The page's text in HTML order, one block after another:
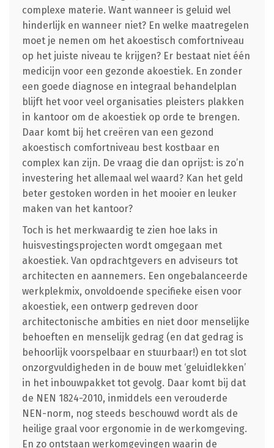
complexe materie. Want wanneer is geluid wel
hinderlijk en wanneer niet? En welke maatregelen
moet je nemen om het akoestisch comfortniveau
op het juiste niveau te krijgen? Er bestaat niet één
medicijn voor een gezonde akoestiek. En zonder
een goede diagnose en integraal behandelplan
blijft het voor veel organisaties pleisters plakken
in kantoor om de akoestiek op orde te brengen.
Daar komt bij het creëren van een gezond
akoestisch comfortniveau best kostbaar en
complex kan zijn. De vraag die dan oprijst: is zo’n
investering het allemaal wel waard? Kan het geld
beter gestoken worden in het mooier en leuker
maken van het kantoor?
Toch is het merkwaardig te zien hoe laks in
huisvestingsprojecten wordt omgegaan met
akoestiek. Van opdrachtgevers en adviseurs tot
architecten en aannemers. Een ongebalanceerde
werkplekmix, onvoldoende specifieke eisen voor
akoestiek, een ontwerp gedreven door
architectonische ambities en niet door menselijke
behoeften en menselijk gedrag (en dat gedrag is
behoorlijk voorspelbaar en stuurbaar!) en tot slot
onzorgvuldigheden in de bouw met ‘geluidlekken’
in het inbouwpakket tot gevolg. Daar komt bij dat
de NEN 1824-2010, inmiddels een verouderde
NEN-norm, nog steeds beschouwd wordt als de
heilige graal voor ergonomie in de werkomgeving.
En zo ontstaan werkomgevingen waarin de